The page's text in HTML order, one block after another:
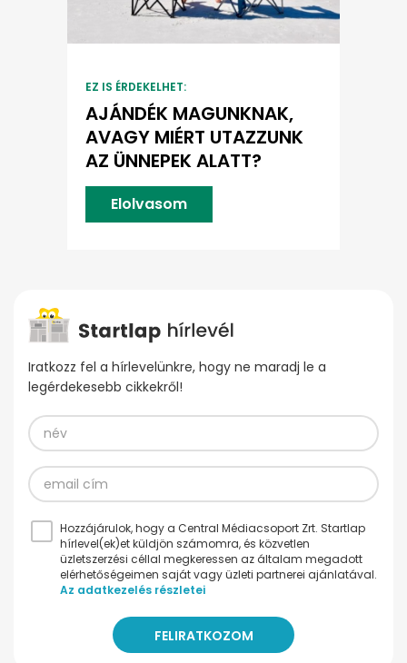
EZ IS ÉRDEKELHET:
AJÁNDÉK MAGUNKNAK,
AVAGY MIÉRT UTAZZUNK
AZ ÜNNEPEK ALATT?
Elolvasom
Iratkozz fel a hírlevelünkre, hogy ne maradj le a
legérdekesebb cikkekről!
Hozzájárulok, hogy a Central Médiacsoport Zrt. Startlap
hírlevel(ek)et küldjön számomra, és közvetlen
üzletszerzési céllal megkeressen az általam megadott
elérhetőségeimen saját vagy üzleti partnerei ajánlatával.
Az adatkezelés részletei